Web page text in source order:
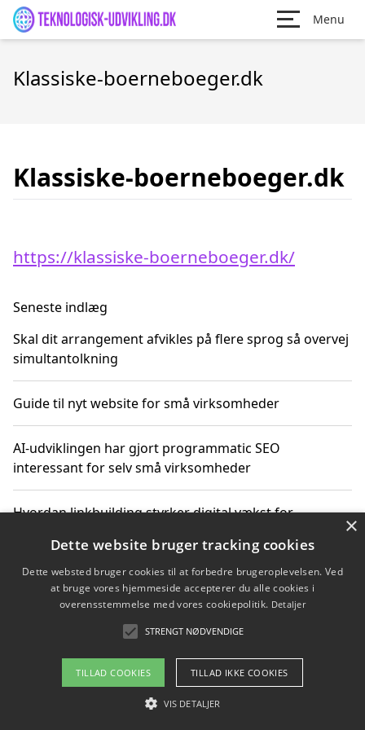
Menu
Klassiske-boerneboeger.dk
Klassiske-boerneboeger.dk
https://klassiske-boerneboeger.dk/
Seneste indlæg
Skal dit arrangement afvikles på flere sprog så overvej
simultantolkning
Guide til nyt website for små virksomheder
AI-udviklingen har gjort programmatic SEO
interessant for selv små virksomheder
Hvordan linkbuilding styrker digital vækst for
Sådan har udviklingen inden for genbrug af elektronik
ændret sig
Copyright 2026 - Pilanto Aps
Om / kontakt
×
Dette website bruger tracking cookies
Dette websted bruger cookies til at forbedre brugeroplevelsen. Ved
at bruge vores hjemmeside accepterer du alle cookies i
overensstemmelse med vores cookiepolitik. Detaljer
STRENGT NØDVENDIGE
TILLAD COOKIES TILLAD IKKE COOKIES
VIS DETALJER